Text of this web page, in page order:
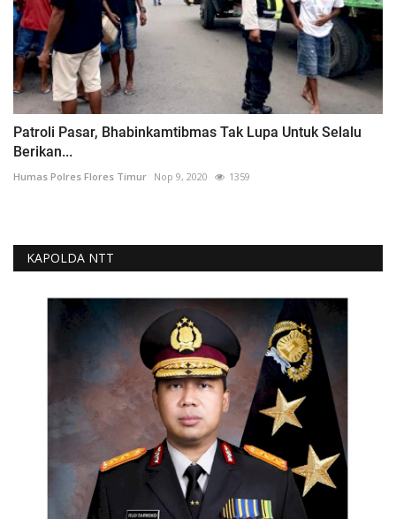
Patroli Pasar, Bhabinkamtibmas Tak Lupa Untuk Selalu
Berikan...
Humas Polres Flores Timur Nop 9, 2020 1359
KAPOLDA NTT